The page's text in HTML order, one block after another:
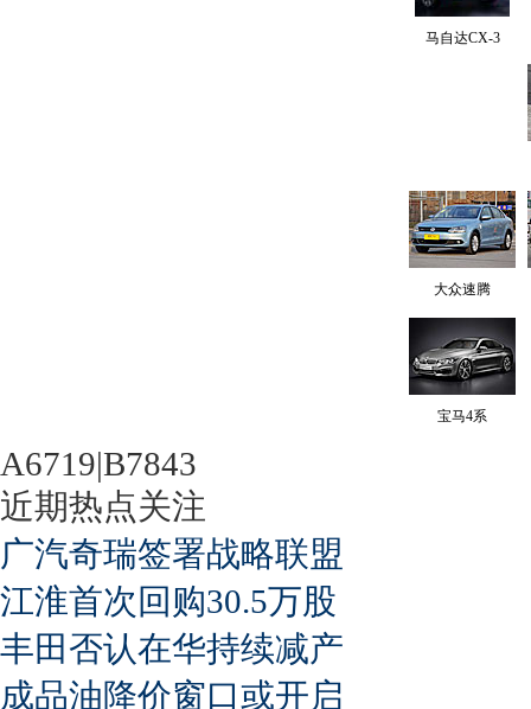
马自达CX-3
大众速腾
宝马4系
A6719|B7843
近期热点关注
广汽奇瑞签署战略联盟
江淮首次回购30.5万股
丰田否认在华持续减产
成品油降价窗口或开启